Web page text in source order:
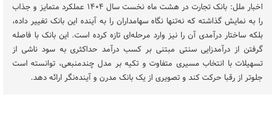
اخبار ملل: بانک تجارت در هشت ماه نخست سال ۱۴۰۴ عملکرد متمایز و جذاب
را به نمایش گذاشته که نه‌تنها نگاه سهامداران را به آینده این بانک تغییر داده،
بلکه ساختار درآمدی آن را نیز وارد مرحله‌ای تازه کرده است. این بانک با فاصله
گرفتن از درآمدزایی سنتی مبتنی بر کسب درآمد حداکثری به سود ناشی از
تسهیلات با انتخاب مسیری متفاوت و تکیه بر مدل چندمنبعی، توانسته است
جلوتر از رقبا حرکت کند و تصویری از یک بانک مدرن و آینده‌نگر ارائه دهد.